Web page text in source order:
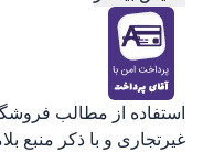
استفاده از مطالب
غیرتجاری و با ذکر منبع